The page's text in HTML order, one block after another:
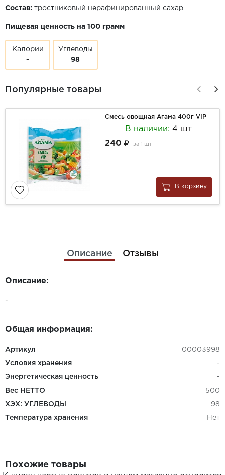
Состав: тростниковый нерафинированный сахар
Пищевая ценность на 100 грамм
Калории
-
Углеводы
98
Популярные товары
Смесь овощная Агама 400г VIP
В наличии: 4 шт
240
за 1 шт
В корзину
Описание Отзывы
Описание:
-
Общая информация:
Артикул 00003998
Условия хранения -
Энергетическая ценность -
Вес НЕТТО 500
ХЭХ: УГЛЕВОДЫ 98
Температура хранения Нет
Похожие товары